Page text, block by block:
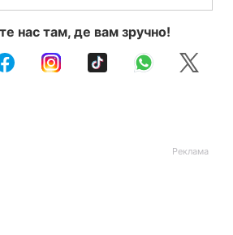
нас там, де вам зручно!